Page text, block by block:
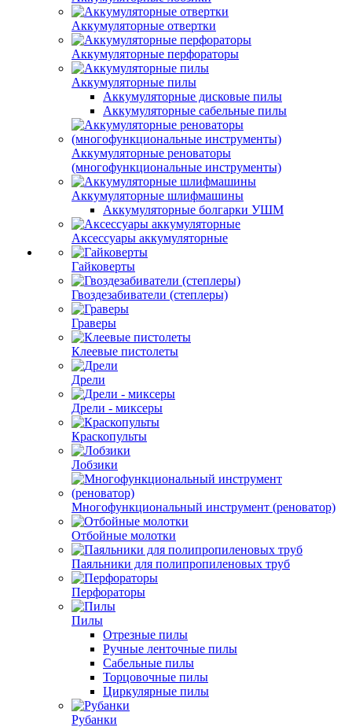
Аккумуляторные отвертки
Аккумуляторные перфораторы
Аккумуляторные пилы
Аккумуляторные дисковые пилы
Аккумуляторные сабельные пилы
Аккумуляторные реноваторы
(многофункциональные инструменты)
Аккумуляторные шлифмашины
Аккумуляторные болгарки УШМ
Аксессуары аккумуляторные
Гайковерты
Гвоздезабиватели (степлеры)
Граверы
Клеевые пистолеты
Дрели
Дрели - миксеры
Краскопульты
Лобзики
Многофункциональный инструмент (реноватор)
Отбойные молотки
Паяльники для полипропиленовых труб
Перфораторы
Пилы
Отрезные пилы
Ручные ленточные пилы
Сабельные пилы
Торцовочные пилы
Циркулярные пилы
Рубанки